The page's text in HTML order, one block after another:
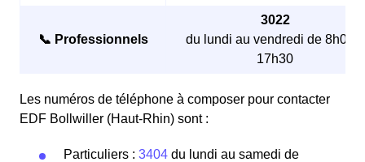
📞 Professionnels
3022
du lundi au vendredi de 8h00 à
17h30
Les numéros de téléphone à composer pour contacter
EDF Bollwiller (Haut-Rhin) sont :
Particuliers : 3404 du lundi au samedi de